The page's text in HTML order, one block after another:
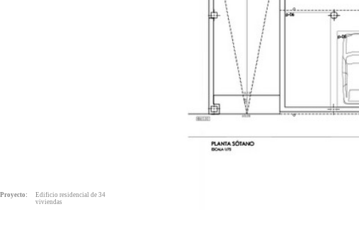
Proyecto:
Edificio residencial de 34
viviendas